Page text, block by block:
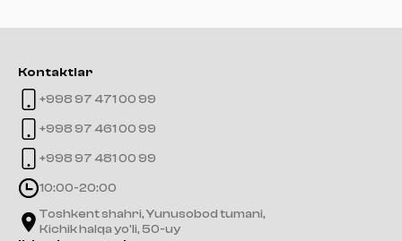
Kontaktlar
+998 97 471 00 99
+998 97 461 00 99
+998 97 481 00 99
10:00-20:00
Toshkent shahri, Yunusobod tumani,
Kichik halqa yo'li, 50-uy